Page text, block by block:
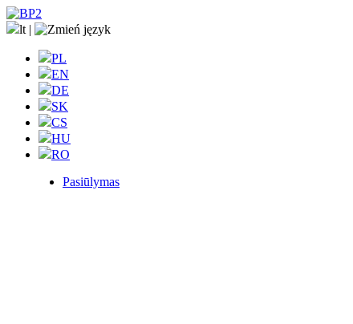
lt |
PL
EN
DE
SK
CS
HU
RO
Pasiūlymas